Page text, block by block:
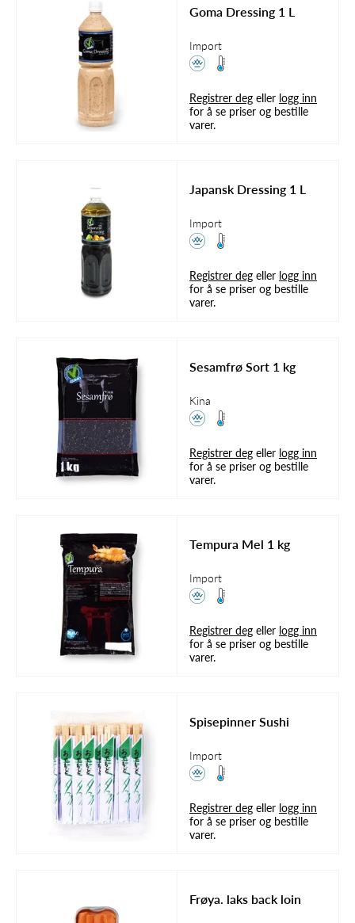
Goma Dressing 1 L
Import
Registrer deg eller logg inn
for å se priser og bestille
varer.
Japansk Dressing 1 L
Import
Registrer deg eller logg inn
for å se priser og bestille
varer.
Sesamfrø Sort 1 kg
Kina
Registrer deg eller logg inn
for å se priser og bestille
varer.
Tempura Mel 1 kg
Import
Registrer deg eller logg inn
for å se priser og bestille
varer.
Spisepinner Sushi
Import
Registrer deg eller logg inn
for å se priser og bestille
varer.
Frøya. laks back loin